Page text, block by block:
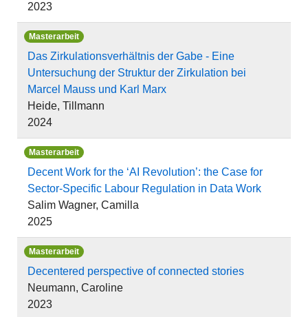
2023
Masterarbeit
Das Zirkulationsverhältnis der Gabe - Eine
Untersuchung der Struktur der Zirkulation bei
Marcel Mauss und Karl Marx
Heide, Tillmann
2024
Masterarbeit
Decent Work for the ‘AI Revolution’: the Case for
Sector-Specific Labour Regulation in Data Work
Salim Wagner, Camilla
2025
Masterarbeit
Decentered perspective of connected stories
Neumann, Caroline
2023